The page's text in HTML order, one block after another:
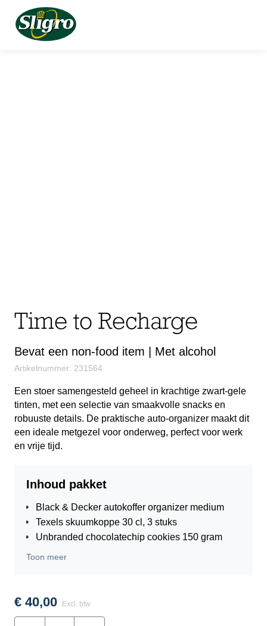
Time to Recharge
Bevat een non-food item | Met alcohol
Artikelnummer: 231564
Een stoer samengesteld geheel in krachtige zwart-gele
tinten, met een selectie van smaakvolle snacks en
robuuste details. De praktische auto-organizer maakt dit
een ideale metgezel voor onderweg, perfect voor werk
en vrije tijd.
Inhoud pakket
Black & Decker autokoffer organizer medium
Texels skuumkoppe 30 cl, 3 stuks
Unbranded chocolatechip cookies 150 gram
Nibbz borrelnoten paprika 80 gram
Lay’s naturel 175 gram
Toon meer
€ 40,00 Excl. btw